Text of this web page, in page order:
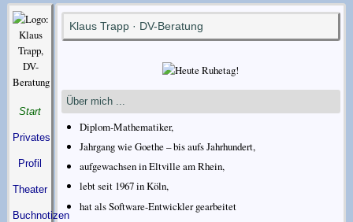
Start
Privates
Profil
Theater
Buchnotizen
Klaus Trapp · DV-Beratung
Über mich ...
Diplom-Mathematiker,
Jahrgang wie Goethe – bis aufs Jahrhundert,
aufgewachsen in Eltville am Rhein,
lebt seit 1967 in Köln,
hat als Software-Entwickler gearbeitet